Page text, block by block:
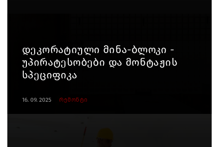
დეკორატიული მინა-ბლოკი -
უპირატესობები და მონტაჟის
სპეციფიკა
16. 09. 2025 რემონტი